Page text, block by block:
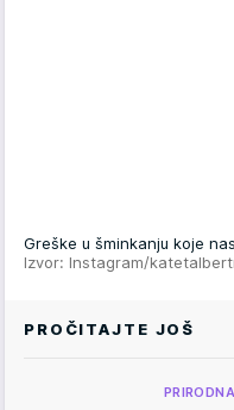
Greške u šminkanju koje
Izvor: Instagram/
PROČITAJTE JOŠ